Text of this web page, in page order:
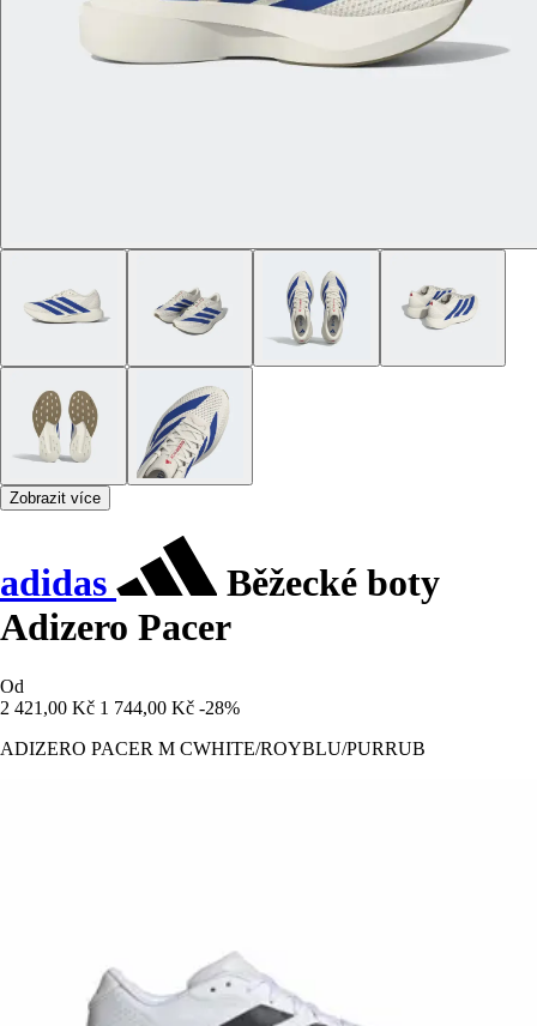
Zobrazit více
adidas
Běžecké boty
Adizero Pacer
Od
2 421,00 Kč 1 744,00 Kč -28%
ADIZERO PACER M CWHITE/ROYBLU/PURRUB